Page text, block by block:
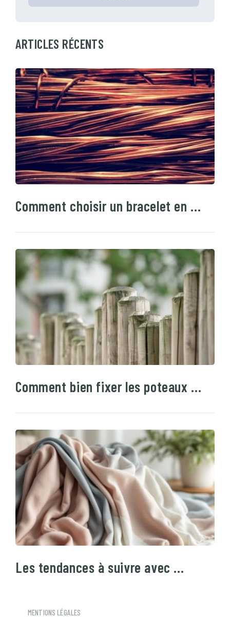
ARTICLES RÉCENTS
Comment choisir un bracelet en …
Comment bien fixer les poteaux …
Les tendances à suivre avec …
MENTIONS LÉGALES